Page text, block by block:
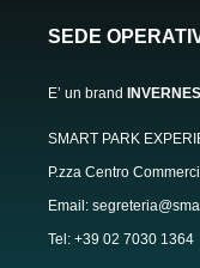
SEDE
E’ un brand
SMART PARK
P.zza Centro
Email:
Tel: +39 02 7030 1364